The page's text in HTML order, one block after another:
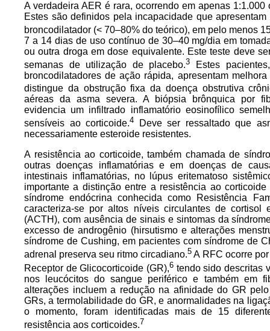
A verdadeira AER é rara, ocorrendo em apenas
Estes são definidos pela incapacidade que
broncodilatador (< 70–80% do teórico), em pelo menos
7 a 14 dias de uso contínuo de 30–40 mg/dia em
ou outra droga em dose equivalente. Este teste deve
semanas de utilização de placebo.3 Estes
broncodilatadores de ação rápida, apresentam
distingue da obstrução fixa da doença obstrutiva
aéreas da asma severa. A biópsia brônquica por
evidencia um infiltrado inflamatório eosinofílico
sensíveis ao corticoide.4 Deve ser ressaltado que
necessariamente esteroide resistentes.
A resistência ao corticoide, também chamada de
outras doenças inflamatórias e em doenças de
intestinais inflamatórias, no lúpus eritematoso
importante a distinção entre a resistência ao
síndrome endócrina conhecida como Resistência
caracteriza-se por altos níveis circulantes de cortisol
(ACTH), com ausência de sinais e sintomas da
excesso de androgênio (hirsutismo e alterações
síndrome de Cushing, em pacientes com síndrome de
adrenal preserva seu ritmo circadiano.5 A RFC ocorre
Receptor de Glicocorticoide (GR),6 tendo sido descritas
nos leucócitos do sangue periférico e também em
alterações incluem a redução na afinidade do GR
GRs, a termolabilidade do GR, e anormalidades na
o momento, foram identificadas mais de 15
resistência aos corticoides.7